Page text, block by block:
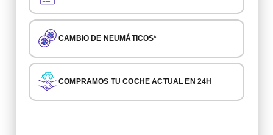
CAMBIO DE NEUMÁTICOS*
COMPRAMOS TU COCHE ACTUAL EN 24H